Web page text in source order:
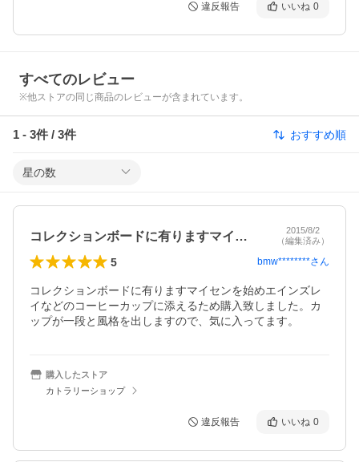
違反報告 いいね 0
すべてのレビュー
※他ストアの同じ商品のレビューが含まれています。
1 - 3件 / 3件 おすすめ順
星の数
コレクションボードに有りますマイセンを…
2015/8/2
（編集済み）
5 bmw********さん
コレクションボードに有りますマイセンを始めエインズレ
イなどのコーヒーカップに添えるため購入致しました。カ
ップが一段と風格を出しますので、気に入ってます。
購入したストア
カトラリーショップ
違反報告 いいね 0